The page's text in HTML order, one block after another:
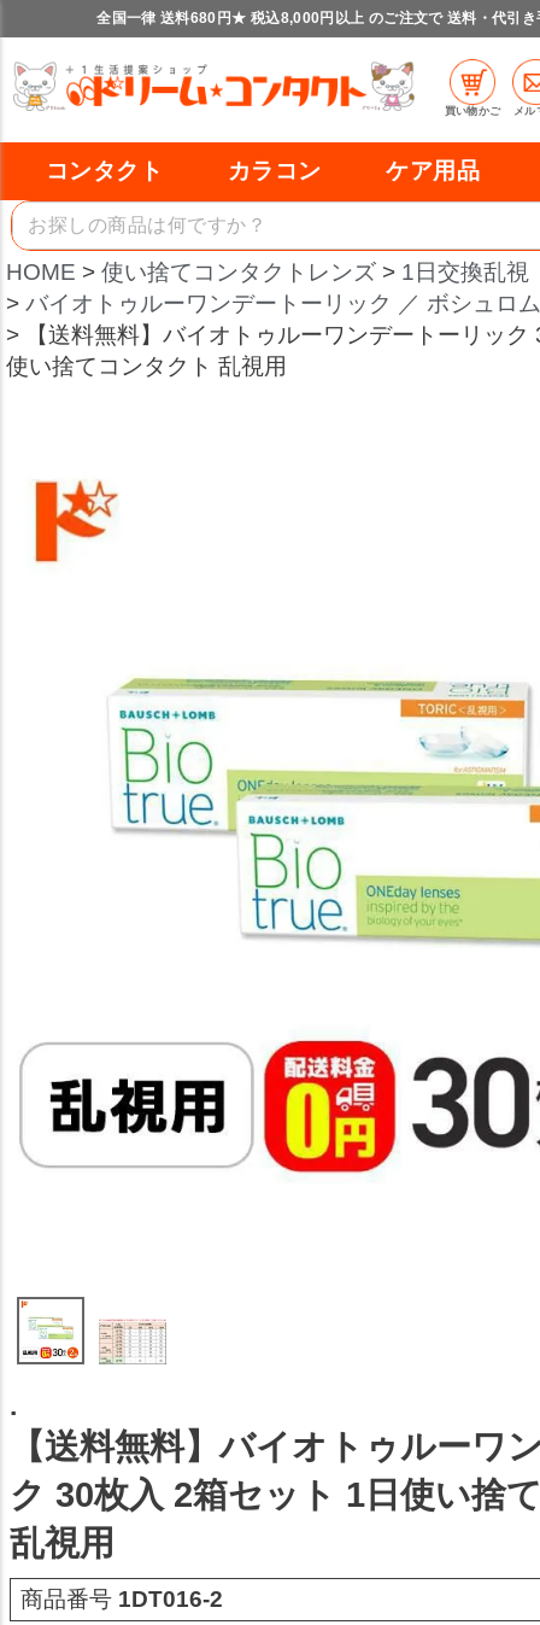
全国一律 送料680円★ 税込8,000円以上 のご注文で 送料・代引き
買い物かご メル
コンタクト カラコン ケア用品
HOME 使い捨てコンタクトレンズ
1日交換乱視
バイオトゥルーワンデートーリック ／ ボシュロム
【送料無料】バイオトゥルーワンデートーリッ
使い捨てコンタクト 乱視用
.
【送料無料】バイオトゥルーワ
ク 30枚入 2箱セット 1日使い捨
乱視用
商品番号 1DT016-2